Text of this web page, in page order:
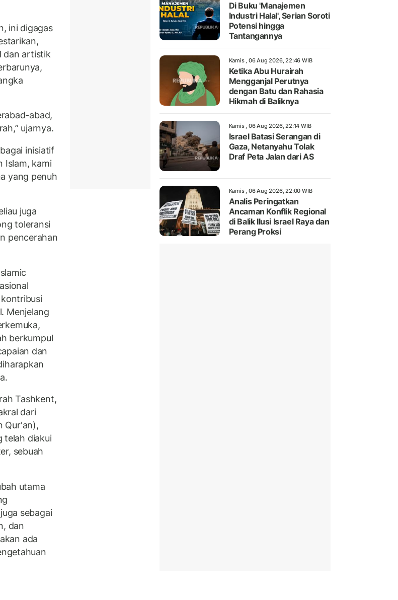
ini digagas
dan artistik
abad,
ujarnya.
inisiatif
Islam, kami
yang penuh
juga
toleransi
pencerahan
Menjelang
berkumpul
dan
Tashkent,
dari
Qur'an),
telah diakui
sebuah
utama
sebagai
dan
ada
Di Buku 'Manajemen
Industri Halal', Serian Soroti
Potensi hingga
Tantangannya
Kamis , 06 Aug 2026, 22:46 WIB
Ketika Abu Hurairah
Mengganjal Perutnya
dengan Batu dan Rahasia
Hikmah di Baliknya
Kamis , 06 Aug 2026, 22:14 WIB
Israel Batasi Serangan di
Gaza, Netanyahu Tolak
Draf Peta Jalan dari AS
Kamis , 06 Aug 2026, 22:00 WIB
Analis Peringatkan
Ancaman Konflik Regional
di Balik Ilusi Israel Raya dan
Perang Proksi